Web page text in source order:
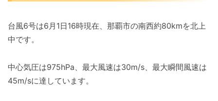
台風6号は6月1日16時現在、那覇市の南西約80kmを北上
中です。
中心気圧は975hPa、最大風速は30m/s、最大瞬間風速は
45m/sに達しています。